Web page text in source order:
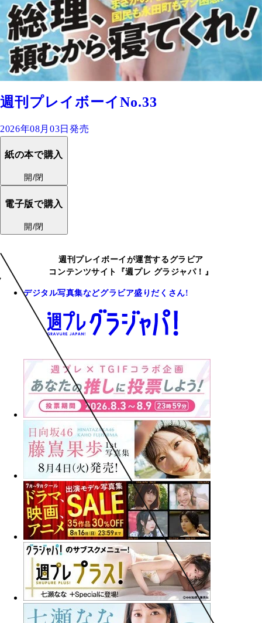
週刊プレイボーイNo.33
2026年08月03日発売
紙の本で購入
開/閉
電子版で購入
開/閉
週刊プレイボーイが運営するグラビア
コンテンツサイト『週プレ グラジャパ！』
デジタル写真集などグラビア盛りだくさん!